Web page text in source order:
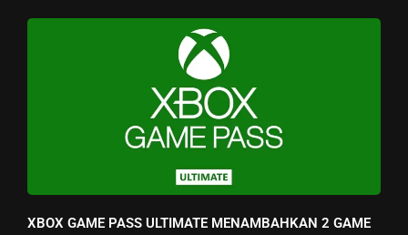
XBOX GAME PASS ULTIMATE MENAMBAHKAN 2 GAME